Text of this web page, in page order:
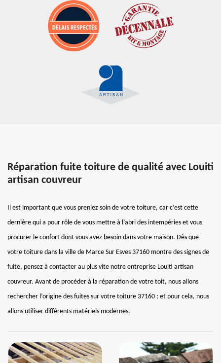
Réparation fuite toiture de qualité avec Louiti
artisan couvreur
Il est important que vous preniez soin de votre toiture, car c’est cette
dernière qui a pour rôle de vous mettre à l’abri des intempéries et vous
procurer le confort dont vous avez besoin dans votre maison. Dès que
votre toiture dans la ville de Marce Sur Esves 37160 montre des signes de
fuite, pensez à contacter au plus vite notre entreprise Louiti artisan
couvreur. Avant de procéder à la réparation de votre toit, nous allons
rechercher l’origine des fuites sur votre toiture 37160 ; et pour cela, nous
allons utiliser différents matériels modernes.